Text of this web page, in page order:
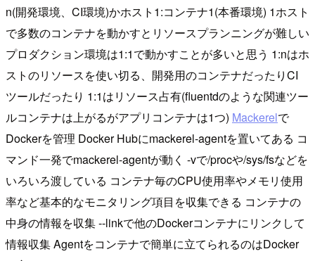
n(開発環境、CI環境)かホスト1:コンテナ1(本番環境) 1ホスト
で多数のコンテナを動かすとリソースプランニングが難しい
プロダクション環境は1:1で動かすことが多いと思う 1:nはホ
ストのリソースを使い切る、開発用のコンテナだったりCI
ツールだったり 1:1はリソース占有(fluentdのような関連ツー
ルコンテナは上がるがアプリコンテナは1つ) Mackerelで
Dockerを管理 Docker Hubにmackerel-agentを置いてある コ
マンド一発でmackerel-agentが動く -vで/procや/sys/fsなどを
いろいろ渡している コンテナ毎のCPU使用率やメモリ使用
率など基本的なモニタリング項目を収集できる コンテナの
中身の情報を収集 --linkで他のDockerコンテナにリンクして
情報収集 Agentをコンテナで簡単に立てられるのはDocker